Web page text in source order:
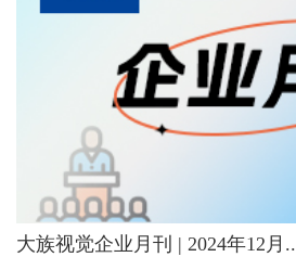
大族视觉企业月刊 | 2024年12月..